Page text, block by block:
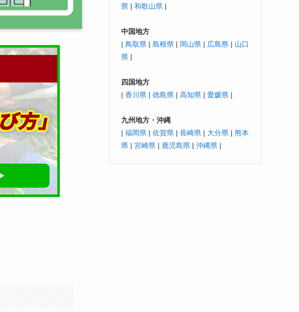
県 | 和歌山県 |
中国地方
| 鳥取県 | 島根県 | 岡山県 | 広島県 | 山口
県 |
四国地方
| 香川県 | 徳島県 | 高知県 | 愛媛県 |
九州地方・沖縄
| 福岡県 | 佐賀県 | 長崎県 | 大分県 | 熊本
県 | 宮崎県 | 鹿児島県 | 沖縄県 |